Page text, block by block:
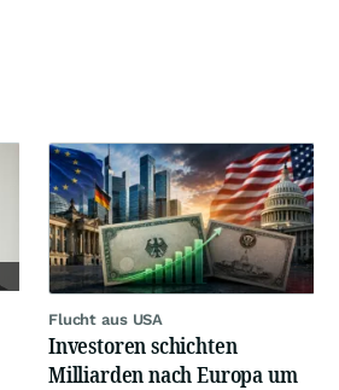
Flucht aus USA
Investoren schichten
Milliarden nach Europa um